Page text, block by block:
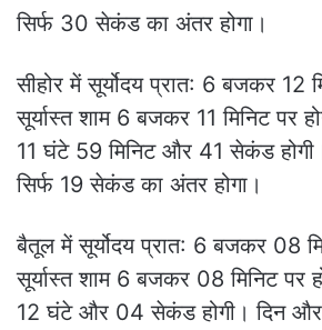
सिर्फ 30 सेकंड का अंतर होगा।
सीहोर में सूर्योदय प्रात: 6 बजकर 12
सूर्यास्त शाम 6 बजकर 11 मिनिट पर
11 घंटे 59 मिनिट और 41 सेकंड
सिर्फ 19 सेकंड का अंतर होगा।
बैतूल में सूर्योदय प्रात: 6 बजकर 08
सूर्यास्त शाम 6 बजकर 08 मिनिट पर
12 घंटे और 04 सेकंड होगी। दिन और